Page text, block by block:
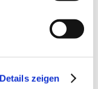
Details zeigen
GmbH